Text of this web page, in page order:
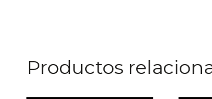
Productos